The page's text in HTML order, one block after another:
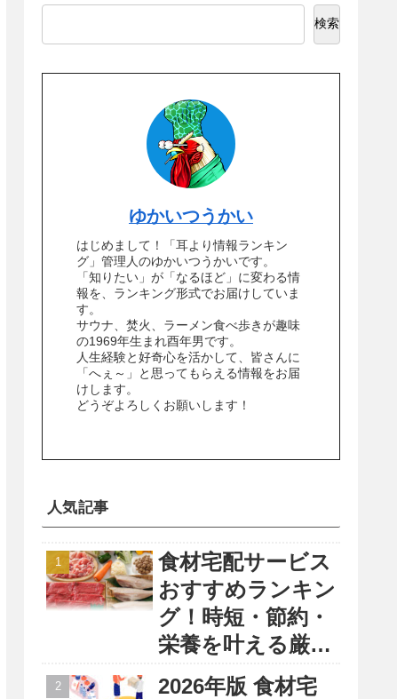
検索
ゆかいつうかい
はじめまして！「耳より情報ランキン
グ」管理人のゆかいつうかいです。
「知りたい」が「なるほど」に変わる情
報を、ランキング形式でお届けしていま
す。
サウナ、焚火、ラーメン食べ歩きが趣味
の1969年生まれ酉年男です。
人生経験と好奇心を活かして、皆さんに
「へぇ～」と思ってもらえる情報をお届
けします。
どうぞよろしくお願いします！
人気記事
食材宅配サービス
おすすめランキン
グ！時短・節約・
栄養を叶える厳選
2026年版 食材宅